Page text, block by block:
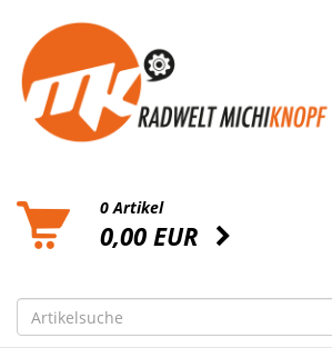
0 Artikel
0,00 EUR